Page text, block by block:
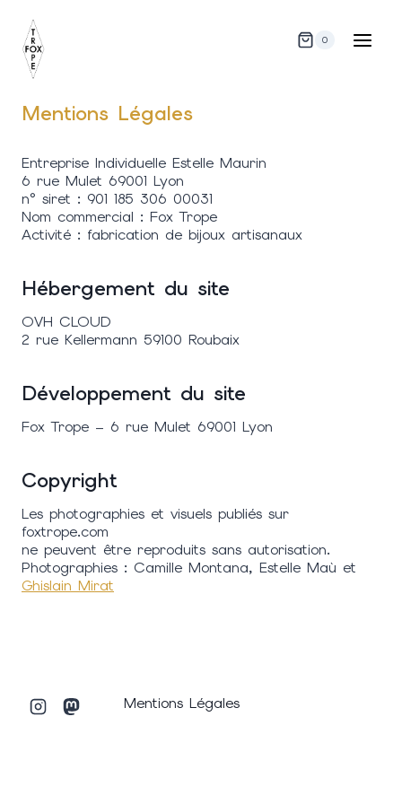
contenu
0
Mentions Légales
Entreprise Individuelle Estelle Maurin
6 rue Mulet 69001 Lyon
n° siret : 901 185 306 00031
Nom commercial : Fox Trope
Activité : fabrication de bijoux artisanaux
Hébergement du site
OVH CLOUD
2 rue Kellermann 59100 Roubaix
Développement du site
Fox Trope – 6 rue Mulet 69001 Lyon
Copyright
Les photographies et visuels publiés sur
foxtrope.com
ne peuvent être reproduits sans autorisation.
Photographies : Camille Montana, Estelle Maù et
Ghislain Mirat
Mentions Légales